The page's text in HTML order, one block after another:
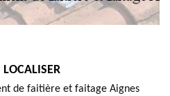
de faitière et faitage Aignes